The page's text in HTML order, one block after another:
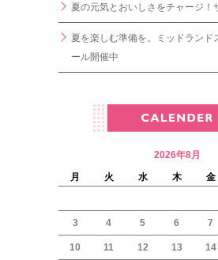
夏の元気とおいしさをチャージ！
夏を楽しむ準備を。ミッドランド
ール開催中
2026年8月
月
火 水 木 金
3 4 5 6 7
10 11 12 13 14